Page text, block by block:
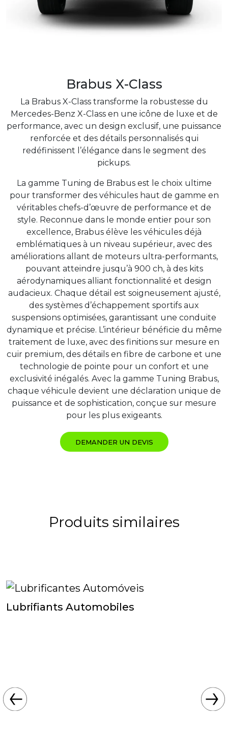
Brabus X-Class
La Brabus X-Class transforme la robustesse du
Mercedes-Benz X-Class en une icône de luxe et de
performance, avec un design exclusif, une puissance
renforcée et des détails personnalisés qui
redéfinissent l’élégance dans le segment des
pickups.
La gamme Tuning de Brabus est le choix ultime
pour transformer des véhicules haut de gamme en
véritables chefs-d’œuvre de performance et de
style. Reconnue dans le monde entier pour son
excellence, Brabus élève les véhicules déjà
emblématiques à un niveau supérieur, avec des
améliorations allant de moteurs ultra-performants,
pouvant atteindre jusqu’à 900 ch, à des kits
aérodynamiques alliant fonctionnalité et design
audacieux. Chaque détail est soigneusement ajusté,
des systèmes d’échappement sportifs aux
suspensions optimisées, garantissant une conduite
dynamique et précise. L’intérieur bénéficie du même
traitement de luxe, avec des finitions sur mesure en
cuir premium, des détails en fibre de carbone et une
technologie de pointe pour un confort et une
exclusivité inégalés. Avec la gamme Tuning Brabus,
chaque véhicule devient une déclaration unique de
puissance et de sophistication, conçue sur mesure
pour les plus exigeants.
DEMANDER UN DEVIS
Produits similaires
Lubrifiants Automobiles